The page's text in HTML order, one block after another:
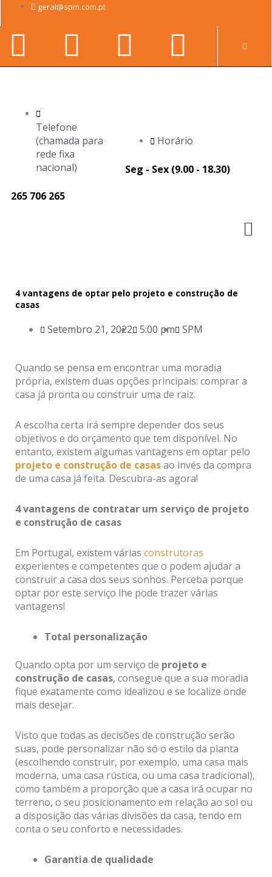
content
geral@spm.com.pt
Facebook-
f
Youtube
Linkedin-
in
Telefone
(chamada para
rede fixa
nacional)
265 706 265
Horário
Seg - Sex (9.00 - 18.30)
4 vantagens de optar pelo projeto e construção de
casas
Setembro 21, 2022 5:00 pm SPM
Quando se pensa em encontrar uma moradia
própria, existem duas opções principais: comprar a
casa já pronta ou construir uma de raiz.
A escolha certa irá sempre depender dos seus
objetivos e do orçamento que tem disponível. No
entanto, existem algumas vantagens em optar pelo
projeto e construção de casasao invés da compra
de uma casa já feita. Descubra-as agora!
4 vantagens de contratar um serviço de projeto
e construção de casas
Em Portugal, existem várias construtoras
experientes e competentes que o podem ajudar a
construir a casa dos seus sonhos. Perceba porque
optar por este serviço lhe pode trazer várias
vantagens!
Total personalização
Quando opta por um serviço de projeto e
construção de casas, consegue que a sua moradia
fique exatamente como idealizou e se localize onde
mais desejar.
Visto que todas as decisões de construção serão
suas, pode personalizar não só o estilo da planta
(escolhendo construir, por exemplo, uma casa mais
moderna, uma casa rústica, ou uma casa tradicional),
como também a proporção que a casa irá ocupar no
terreno, o seu posicionamento em relação ao sol ou
a disposição das várias divisões da casa, tendo em
conta o seu conforto e necessidades.
Garantia de qualidade